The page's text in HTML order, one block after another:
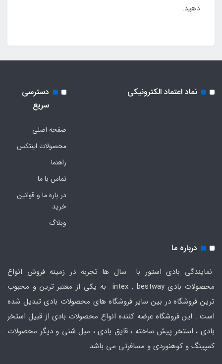
دهید.
نماد اعتماد الکترونیکی
دسترسی
سریع
صفحه اصلی
محصولات اینتکس
راهنما
تماس با ما
در باره ما و قوانین
خرید
وبلاگ
درباره ما
نمایندگی بادی استور با سال ها تجربه در زمینه فروش انواع
محصولات بادی intex , bestway به یکی از معتبر ترین و محبوب
ترین فروشگاه در بین سایر فروشگاه های محصولات بادی تبدیل شده
است . این فروشگاه عرضه کننده انواع محصولات بادی از قبیل استخر
بادی ، استخر پیش ساخته ، قایق بادی ، مبل شنی و دیگر محصولات
کمپینگ و کوهنوردی و مسافرتی می باشد